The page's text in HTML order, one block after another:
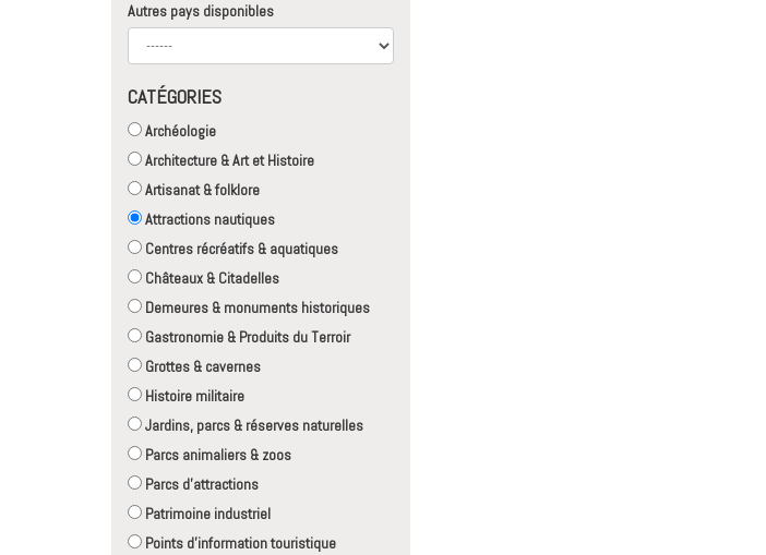
Autres pays disponibles
CATÉGORIES
Archéologie
Architecture & Art et Histoire
Artisanat & folklore
Attractions nautiques
Centres récréatifs & aquatiques
Châteaux & Citadelles
Demeures & monuments historiques
Gastronomie & Produits du Terroir
Grottes & cavernes
Histoire militaire
Jardins, parcs & réserves naturelles
Parcs animaliers & zoos
Parcs d'attractions
Patrimoine industriel
Points d'information touristique